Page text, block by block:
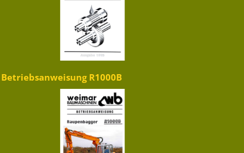
Betriebsanweisung R1000B